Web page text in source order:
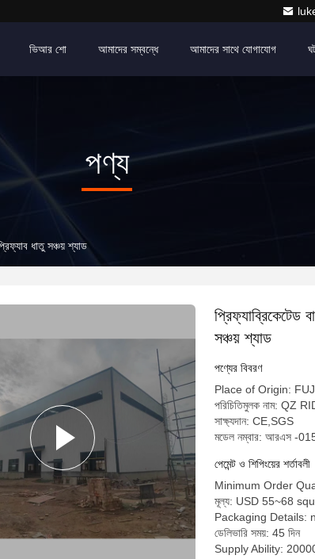
ভিআর শো আমাদের সম্বন্ধে আমাদের সাথে যোগাযোগ
পণ্য
ধাতু সঞ্চয় শ্যাড
প্রিফ্যাব্রিকেটেড
সঞ্চয় শ্যাড
পণ্যের বিবরণ
Place of Origin:
পরিচিতিমুলক নাম: QZ
সাক্ষ্যদান: CE,SGS
মডেল নম্বার: আরএস -
পেমেন্ট ও শিপিংয়ের শর্তাবলী
Minimum Order
মূল্য: USD 55~68
Packaging Details:
ডেলিভারি সময়: 45 দিন
Supply Ability: